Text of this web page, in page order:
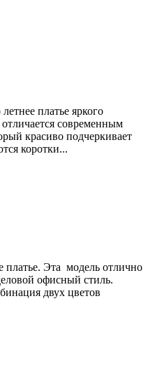
платье яркого
современным
красиво подчеркивает
коротки...
Эта модель отлично
офисный стиль.
двух цветов